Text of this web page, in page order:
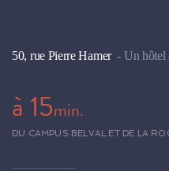
50, rue Pierre Hamer - Un hôtel
à 15min.
DU CAMPUS BELVAL ET DE LA